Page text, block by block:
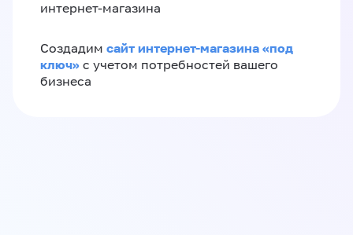
интернет-магазина
Создадим сайт интернет-магазина «под
ключ» с учетом потребностей вашего
бизнеса